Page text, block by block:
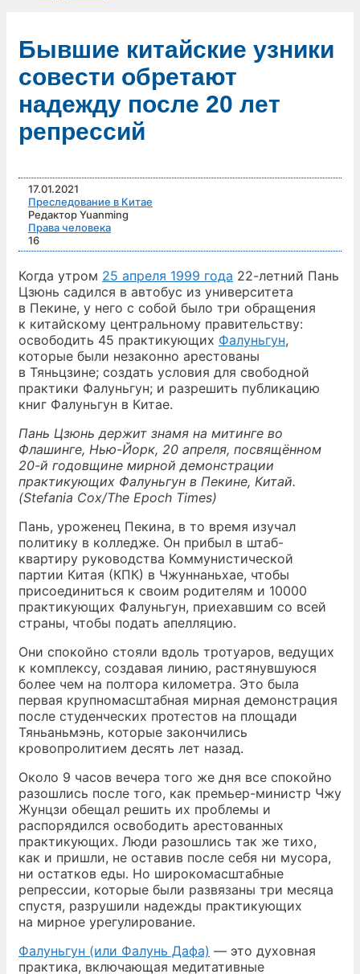
Бывшие китайские узники
совести обретают
надежду после 20 лет
репрессий
17.01.2021
Преследование в Китае
Редактор Yuanming
Права человека
16
Когда утром 25 апреля 1999 года 22-летний Пань
Цзюнь садился в автобус из университета
в Пекине, у него с собой было три обращения
к китайскому центральному правительству:
освободить 45 практикующих Фалуньгун,
которые были незаконно арестованы
в Тяньцзине; создать условия для свободной
практики Фалуньгун; и разрешить публикацию
книг Фалуньгун в Китае.
Пань Цзюнь держит знамя на митинге во
Флашинге, Нью-Йорк, 20 апреля, посвящённом
20-й годовщине мирной демонстрации
практикующих Фалуньгун в Пекине, Китай.
(Stefania Cox/The Epoch Times)
Пань, уроженец Пекина, в то время изучал
политику в колледже. Он прибыл в штаб-
квартиру руководства Коммунистической
партии Китая (КПК) в Чжуннаньхае, чтобы
присоединиться к своим родителям и 10000
практикующих Фалуньгун, приехавшим со всей
страны, чтобы подать апелляцию.
Они спокойно стояли вдоль тротуаров, ведущих
к комплексу, создавая линию, растянувшуюся
более чем на полтора километра. Это была
первая крупномасштабная мирная демонстрация
после студенческих протестов на площади
Тяньаньмэнь, которые закончились
кровопролитием десять лет назад.
Около 9 часов вечера того же дня все спокойно
разошлись после того, как премьер-министр Чжу
Жунцзи обещал решить их проблемы и
распорядился освободить арестованных
практикующих. Люди разошлись так же тихо,
как и пришли, не оставив после себя ни мусора,
ни остатков еды. Но широкомасштабные
репрессии, которые были развязаны три месяца
спустя, разрушили надежды практикующих
на мирное урегулирование.
Фалуньгун (или Фалунь Дафа) — это духовная
практика, включающая медитативные